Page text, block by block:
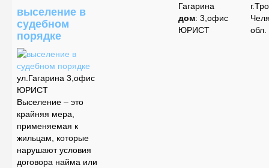
выселение в
судебном
порядке
ул.Гагарина 3,офис
ЮРИСТ
Выселение – это
крайняя мера,
применяемая к
жильцам, которые
нарушают условия
договора найма или
Гагарина
дом: 3,офис
ЮРИСТ
обл.